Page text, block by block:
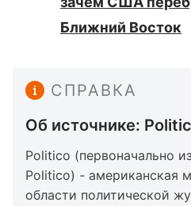
Ближний Восток
СПРАВКА
Об источнике:
Politico (первоначально
Politico) - американская
области политической